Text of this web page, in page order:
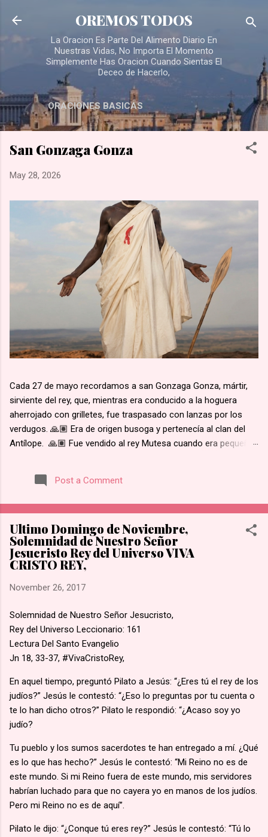
Skip to main content
OREMOS TODOS
La Oracion Es Parte Del Alimento Diario En
Nuestras Vidas, No Importa El Momento
Simplemente Has Oracion Cuando Sientas El
Deceo de Hacerlo,
ORACIONES BASICAS
San Gonzaga Gonza
May 28, 2026
Cada 27 de mayo recordamos a san Gonzaga Gonza, mártir,
sirviente del rey, que, mientras era conducido a la hoguera
aherrojado con grilletes, fue traspasado con lanzas por los
verdugos. 🙏🏽 Era de origen busoga y pertenecía al clan del
Antílope. 🙏🏽 Fue vendido al rey Mutesa cuando era pequeño,
custodia de los prisioneros. 🙏🏽 Recibió instrucción religiosa
de los Padres Blancos. 🙏🏽 Recibió el bautismo al día
Cuando el rey de Burgunda, hoy Uganda, le ordenó retractarse
de su fe, rehusó. Junto con otros mártires se le condujo en
una marcha hacia la aldea de Namugongo, a unos 60 kms de
su hogar. 🙏🏽 Según la costumbre, se ejecutaba a un
prisionero en cada cruce de camino, él fue el primero en caer
por el mal estado en que se encontraba. 🙏🏽 Murió en
borde del camino....
Post a Comment
Ultimo Domingo de Noviembre,
Solemnidad de Nuestro Señor
Jesucristo Rey del Universo VIVA
CRISTO REY,
November 26, 2017
Solemnidad de Nuestro Señor Jesucristo,
Rey del Universo Leccionario: 161
Lectura Del Santo Evangelio
Jn 18, 33-37, #VivaCristoRey,
En aquel tiempo, preguntó Pilato a Jesús: “¿Eres tú el rey de los
judíos?” Jesús le contestó: “¿Eso lo preguntas por tu cuenta o
te lo han dicho otros?” Pilato le respondió: “¿Acaso soy yo
judío?
Tu pueblo y los sumos sacerdotes te han entregado a mí. ¿Qué
es lo que has hecho?” Jesús le contestó: “Mi Reino no es de
este mundo. Si mi Reino fuera de este mundo, mis servidores
habrían luchado para que no cayera yo en manos de los judíos.
Pero mi Reino no es de aquí”.
Pilato le dijo: “¿Conque tú eres rey?” Jesús le contestó: “Tú lo